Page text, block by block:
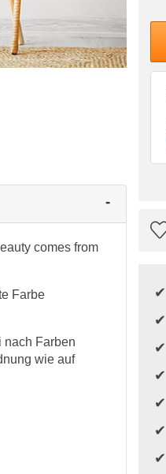
comes from
Farbe
nach Farben
wie auf